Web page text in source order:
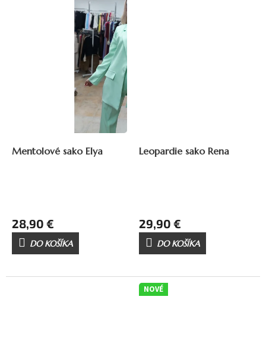
Mentolové sako Elya
28,90 €
DO KOŠÍKA
Leopardie sako Rena
29,90 €
DO KOŠÍKA
NOVÉ